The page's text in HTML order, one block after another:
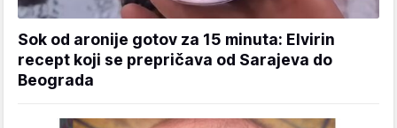
Sok od aronije gotov za 15 minuta: Elvirin
recept koji se prepričava od Sarajeva do
Beograda